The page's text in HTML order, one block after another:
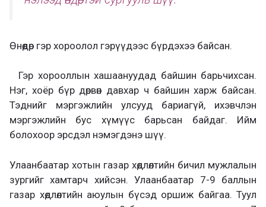
Өнөөдөр гэр хороолол гэрүүдээс бүрдэхээ байсан.
Гэр хорооллын хашаануудад байшин барьчихсан.
Нэг, хоёр бүр дөрвөн давхар ч байшин харж байсан.
Тэднийг мэргэжлийн улсууд бариагүй, ихэвчлэн
мэргэжлийн бус хүмүүс барьсан байдаг. Ийм
болохоор эрсдэл нэмэгдэнэ шүү.
Улаанбаатар хотын газар хөдлөлтийн бичил мужлалын
зургийг хамтарч хийсэн. Улаанбаатар 7-9 баллын
газар хөдлөлтийн аюулын бүсэд оршиж байгаа. Туул